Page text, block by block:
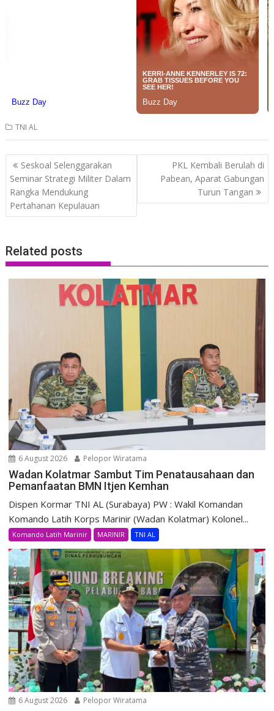
TNI AL
Post
navigation
Seskoal Selenggarakan
Seminar Strategi Militer Dalam
Rangka Mendukung
Pertahanan Kepulauan
PKL Kembali Berulah di
Pabean, Aparat Gabungan
Turun Tangan
Related posts
6 August 2026 Pelopor Wiratama
Wadan Kolatmar Sambut Tim Penatausahaan dan
Pemanfaatan BMN Itjen Kemhan
Dispen Kormar TNI AL (Surabaya) PW : Wakil Komandan
Komando Latih Korps Marinir (Wadan Kolatmar) Kolonel...
Komando Latih Marinir MARINIR TNI AL
6 August 2026 Pelopor Wiratama